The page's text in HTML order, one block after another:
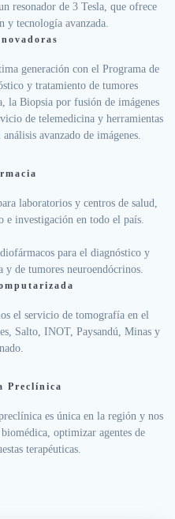
resonador de 3 Tesla, que ofrece
y tecnología avanzada.
generación con el Programa de
y tratamiento de tumores
la Biopsia por fusión de imágenes
de telemedicina y herramientas
avanzado de imágenes.
laboratorios y centros de salud,
investigación en todo el país.
para el diagnóstico y
y de tumores neuroendócrinos.
el servicio de tomografía en el
Salto, INOT, Paysandú, Minas y
Preclínica
es única en la región y nos
optimizar agentes de
terapéuticas.